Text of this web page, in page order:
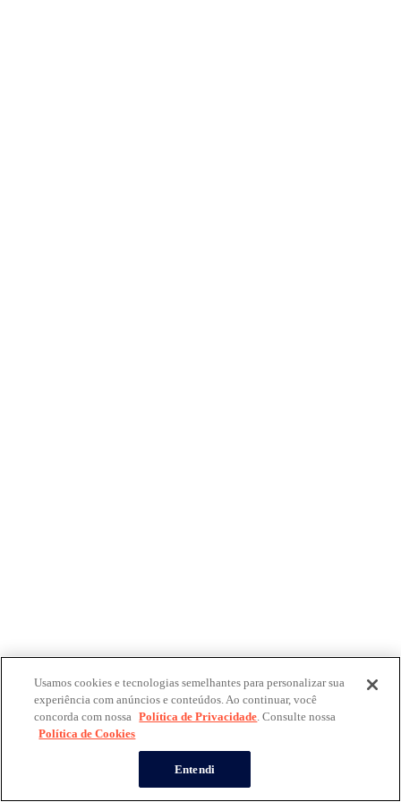
Usamos cookies e tecnologias semelhantes para personalizar sua
experiência com anúncios e conteúdos. Ao continuar, você
concorda com nossa Política de Privacidade. Consulte nossa
Política de Cookies
Entendi